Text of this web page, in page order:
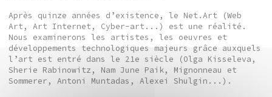
Après quinze années d’existence, le Net.Art (Web
Art, Art Internet, Cyber-art...) est une réalité.
Nous examinerons les artistes, les oeuvres et
développements technologiques majeurs grâce auxquels
l’art est entré dans le 21e siècle (Olga Kisseleva,
Sherie Rabinowitz, Nam June Paik, Mignonneau et
Sommerer, Antoni Muntadas, Alexei Shulgin...).